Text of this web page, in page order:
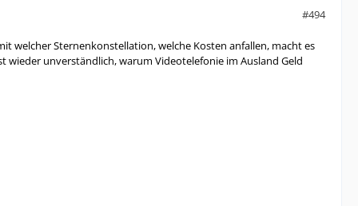
#494
welcher Sternenkonstellation, welche Kosten anfallen, macht es
wieder unverständlich, warum Videotelefonie im Ausland Geld